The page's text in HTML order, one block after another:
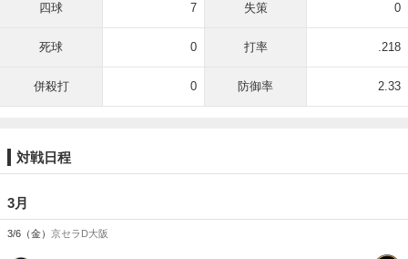
四球 7 失策 0
死球 0 打率 .218
併殺打 0 防御率 2.33
対戦日程
3月
3/6（金） 京セラD大阪